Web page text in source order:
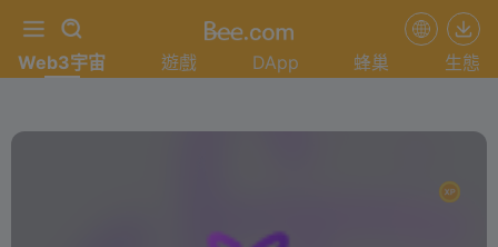
Web3宇宙 遊戲 DApp 蜂巢 生態